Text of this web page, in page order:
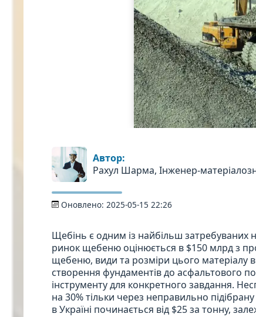
Автор:
Рахул Шарма, Інженер-
Оновлено:2025-05-15 22:26
Щебінь є одним із найбільш затребуваних
ринок щебеню оцінюється в $150 млрд з
щебеню, види та розміри цього матеріалу
створення фундаментів до асфальтового
інструменту для конкретного завдання.
на 30% тільки через неправильно
в Україні починається від $25 за тонну,